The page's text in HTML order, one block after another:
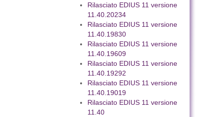
Rilasciato EDIUS 11 versione
11.40.20234
Rilasciato EDIUS 11 versione
11.40.19830
Rilasciato EDIUS 11 versione
11.40.19609
Rilasciato EDIUS 11 versione
11.40.19292
Rilasciato EDIUS 11 versione
11.40.19019
Rilasciato EDIUS 11 versione
11.40